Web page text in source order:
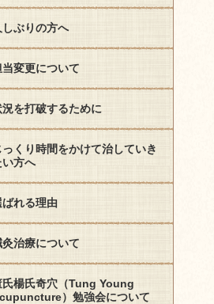
しぶりの方へ
当変更について
況を打破するために
っくり時間をかけて治していき
い方へ
ばれる理由
灸治療について
氏楊氏奇穴（Tung Young
）勉強会について